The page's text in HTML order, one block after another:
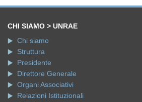
CHI SIAMO > UNRAE
Chi siamo
Struttura
Presidente
Direttore Generale
Organi Associativi
Relazioni Istituzionali